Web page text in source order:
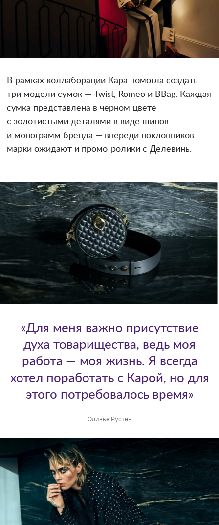
В рамках коллаборации Кара помогла создать
три модели сумок — Twist, Romeo и BBag. Каждая
сумка представлена в черном цвете
с золотистыми деталями в виде шипов
и монограмм бренда — впереди поклонников
марки ожидают и промо-ролики с Делевинь.
Оливье Рустен
«Для меня важно присутствие
духа товарищества, ведь моя
работа — моя жизнь. Я всегда
хотел поработать с Карой, но для
этого потребовалось время»